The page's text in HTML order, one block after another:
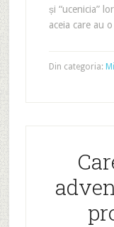
și “ucenicia”
aceia care au
Din categoria: